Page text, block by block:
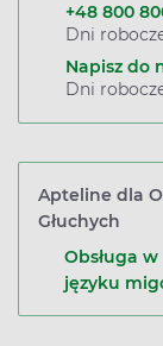
+48 800
Dni
Napisz do
Dni
Apteline dla
Głuchych
Obsługa w
języku